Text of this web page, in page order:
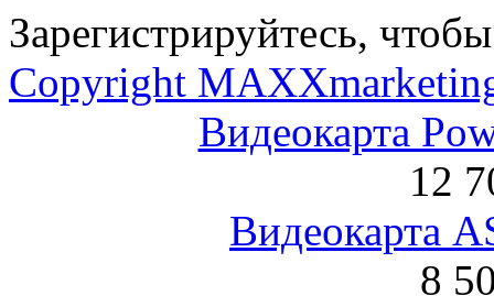
Зарегистрируйтесь,
Copyright
Видеокарта
12
Видеокарта
8